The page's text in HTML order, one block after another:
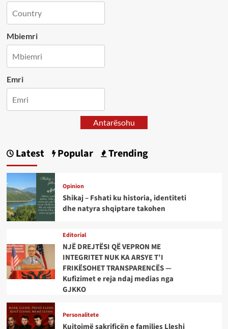
Mbiemri
Emri
Antarësohu
Latest Popular Trending
Opinion
Shikaj – Fshati ku historia, identiteti
dhe natyra shqiptare takohen
Editorial
NJË DREJTËSI QË VEPRON ME
INTEGRITET NUK KA ARSYE T’I
FRIKËSOHET TRANSPARENCËS —
Kufizimet e reja ndaj medias nga
GJKKO
Personalitete
Kujtojmë sakrificën e familjes Lleshi